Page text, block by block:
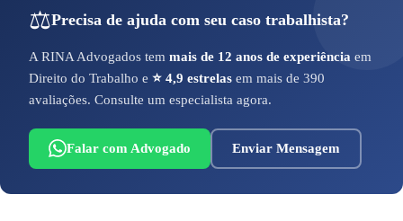
⚖️Precisa de ajuda com seu caso trabalhista?
A RINA Advogados tem mais de 12 anos de experiência em
Direito do Trabalho e ⭐ 4,9 estrelas em mais de 390
avaliações. Consulte um especialista agora.
Falar com Advogado Enviar Mensagem